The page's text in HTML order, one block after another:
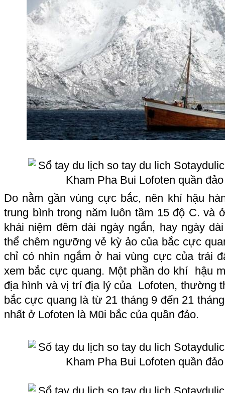
Do nằm gần vùng cực bắc, nên khí hậu
trung bình trong năm luôn tầm 15 độ C. và
khái niệm đêm dài ngày ngắn, hay ngày
thể chêm ngưỡng vẻ kỳ ảo của bắc cực
chỉ có nhìn ngắm ở hai vùng cực của trái
xem bắc cực quang. Một phần do khí hậu
địa hình và vị trí địa lý của Lofoten, thường
bắc cực quang là từ 21 tháng 9 đến 21
nhất ở Lofoten là Mũi bắc của quần đảo.